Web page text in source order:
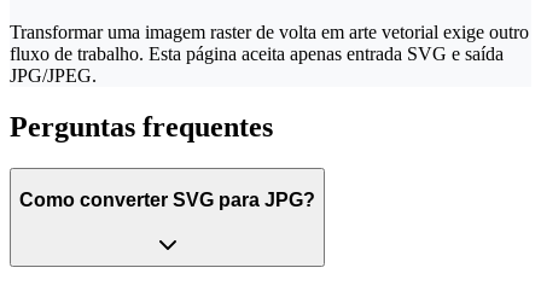
Transformar uma imagem raster de volta em arte vetorial exige outro
fluxo de trabalho. Esta página aceita apenas entrada SVG e saída
JPG/JPEG.
Perguntas frequentes
Como converter SVG para JPG?